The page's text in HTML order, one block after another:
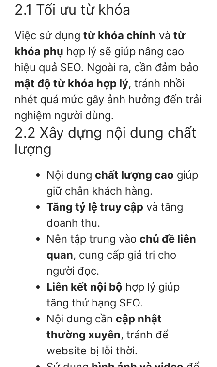
2.1 Tối ưu từ khóa
Việc sử dụng từ khóa chính và từ
khóa phụ hợp lý sẽ giúp nâng cao
hiệu quả SEO. Ngoài ra, cần đảm bảo
mật độ từ khóa hợp lý, tránh nhồi
nhét quá mức gây ảnh hưởng đến trải
nghiệm người dùng.
2.2 Xây dựng nội dung chất
lượng
Nội dung chất lượng cao giúp
giữ chân khách hàng.
Tăng tỷ lệ truy cập và tăng
doanh thu.
Nên tập trung vào chủ đề liên
quan, cung cấp giá trị cho
người đọc.
Liên kết nội bộ hợp lý giúp
tăng thứ hạng SEO.
Nội dung cần cập nhật
thường xuyên, tránh để
website bị lỗi thời.